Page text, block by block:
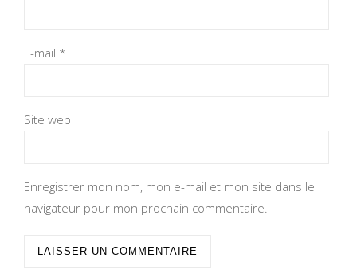
E-mail *
Site web
Enregistrer mon nom, mon e-mail et mon site dans le
navigateur pour mon prochain commentaire.